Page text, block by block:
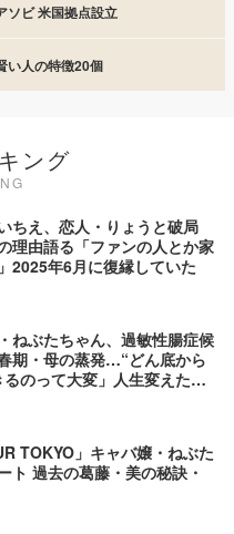
ソビ 米国拠点設立
い人の特徴20個
ング
ちえ、恋人・りょうと破局
理由語る「ファンの人とか家
2025年6月に復縁していた
ねぶたちゃん、過敏性腸症候
期・母の蒸発…“どん底から
のって大変」人生変えた言
TOKYO」キャバ嬢・ねぶた
ト 過去の葛藤・美の秘訣・